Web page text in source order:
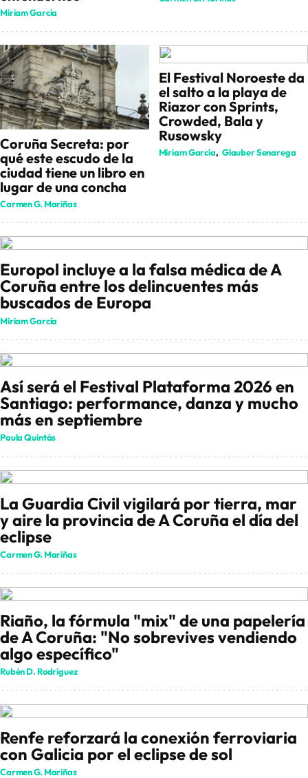
Miriam García
Coruña Secreta: por
qué este escudo de la
ciudad tiene un libro en
lugar de una concha
Carmen G. Mariñas
El Festival Noroeste da
el salto a la playa de
Riazor con Sprints,
Crowded, Bala y
Rusowsky
Miriam García Glauber Senarega
Europol incluye a la falsa médica de A
Coruña entre los delincuentes más
buscados de Europa
Miriam García
Así será el Festival Plataforma 2026 en
Santiago: performance, danza y mucho
más en septiembre
Paula Quintás
La Guardia Civil vigilará por tierra, mar
y aire la provincia de A Coruña el día del
eclipse
Carmen G. Mariñas
Riaño, la fórmula "mix" de una papelería
de A Coruña: "No sobrevives vendiendo
algo específico"
Rubén D. Rodríguez
Renfe reforzará la conexión ferroviaria
con Galicia por el eclipse de sol
Carmen G. Mariñas